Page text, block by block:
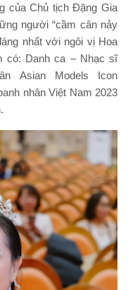
của Chủ tịch Đặng Gia
người “cầm cân nảy
nhất với ngôi vị Hoa
có: Danh ca – Nhạc sĩ
Asian Models Icon
nhân Việt Nam 2023